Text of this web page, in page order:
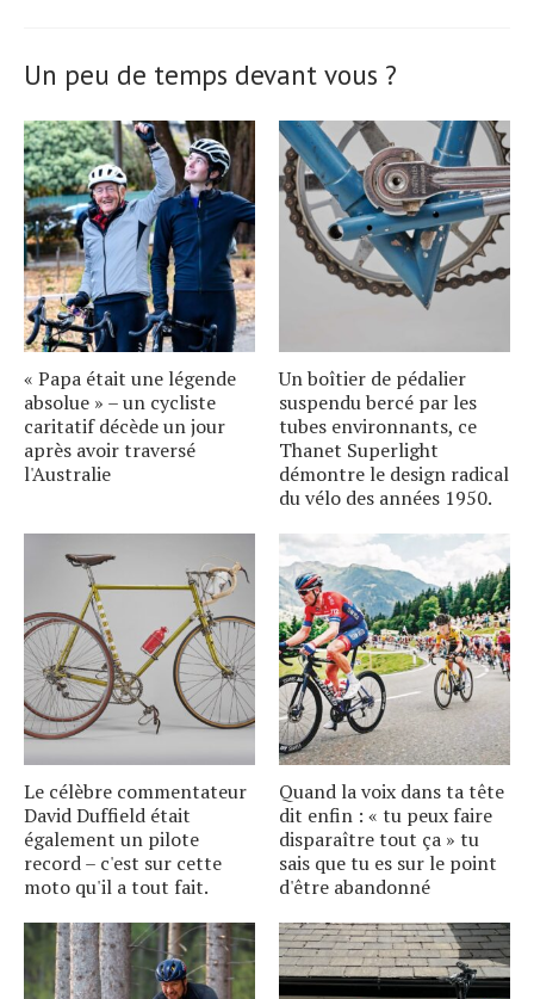
Un peu de temps devant vous ?
« Papa était une légende
absolue » – un cycliste
caritatif décède un jour
après avoir traversé
l'Australie
Un boîtier de pédalier
suspendu bercé par les
tubes environnants, ce
Thanet Superlight
démontre le design radical
du vélo des années 1950.
Le célèbre commentateur
David Duffield était
également un pilote
record – c'est sur cette
moto qu'il a tout fait.
Quand la voix dans ta tête
dit enfin : « tu peux faire
disparaître tout ça » tu
sais que tu es sur le point
d'être abandonné